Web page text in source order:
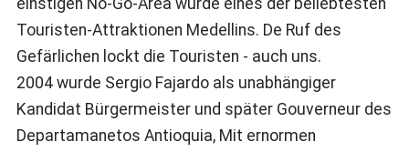
einstigen No-Go-Area wurde eines der beliebtesten
Touristen-Attraktionen Medellins. De Ruf des
Gefärlichen lockt die Touristen - auch uns.
2004 wurde Sergio Fajardo als unabhängiger
Kandidat Bürgermeister und später Gouverneur des
Departamanetos Antioquia, Mit ernormen